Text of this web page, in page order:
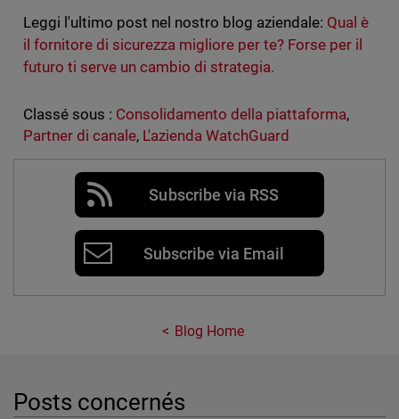
Leggi l'ultimo post nel nostro blog aziendale: Qual è
il fornitore di sicurezza migliore per te? Forse per il
futuro ti serve un cambio di strategia.
Classé sous : Consolidamento della piattaforma,
Partner di canale, L'azienda WatchGuard
Subscribe via RSS
Subscribe via Email
Blog Home
Posts concernés